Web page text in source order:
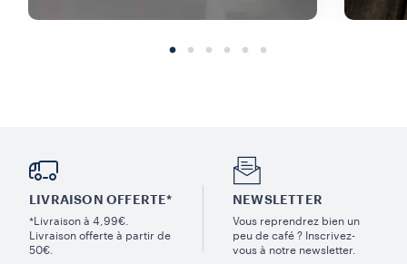
LIVRAISON OFFERTE*
*Livraison à 4,99€.
Livraison offerte à partir de
50€.
NEWSLETTER
Vous reprendrez bien un
peu de café ? Inscrivez-
vous à notre newsletter.